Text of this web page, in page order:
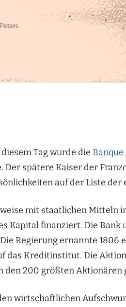
Tag wurde die Banque
spätere Kaiser der
auf der Liste
mit staatlichen Mitteln
Kapital finanziert. Die Bank
Regierung ernannte 1806
das Kreditinstitut. Die
den 200 größten Aktionären
wirtschaftlichen